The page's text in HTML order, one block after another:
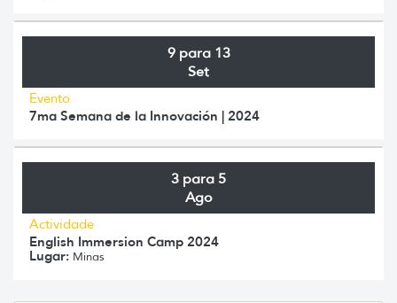
9 para 13
Set
Evento
7ma Semana de la Innovación | 2024
3 para 5
Ago
Actividade
English Immersion Camp 2024
Lugar: Minas